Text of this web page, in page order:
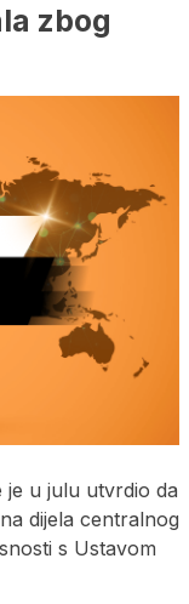
zbog
je u julu utvrdio da
dijela centralnog
s Ustavom